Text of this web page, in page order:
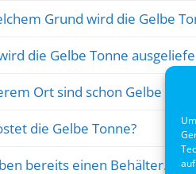
Fragen zur Gelben
wenden Sie sich
Grund wird die Gelbe
vom 24.05.2023 hat der
wurde das
Einführung von
die Gelbe Tonne
Ort sind schon Gelbe
noch keine Tonne erhalten
die Gelbe Tonne?
bereits einen Behälter.